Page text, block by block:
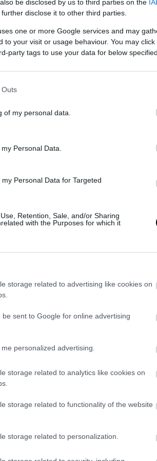
be disclosed by us to third parties on the
disclose it to other third parties.
one or more Google services and may
to your visit or usage behaviour. You may
party tags to use your data for below
Outs
of my personal data.
Personal Data.
Personal Data for Targeted
Retention, Sale, and/or Sharing
with the Purposes for which it
storage related to advertising like cookies on
sent to Google for online advertising
personalized advertising.
storage related to analytics like cookies on
storage related to functionality of the website
storage related to personalization.
ΚΥΠΡΟΣ
σήκωσαν drone και
στρατιωτικές μονάδες
των Κυπρίων στη Δερύνεια
τις εσωτερικές αποθήκες